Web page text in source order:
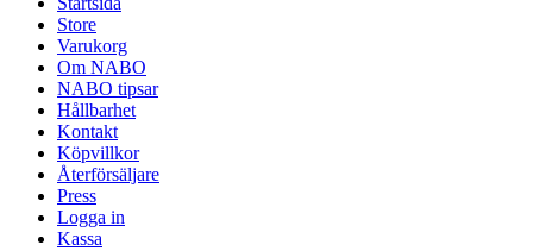
Store
Varukorg
Om NABO
NABO tipsar
Hållbarhet
Kontakt
Köpvillkor
Återförsäljare
Press
Logga in
Kassa